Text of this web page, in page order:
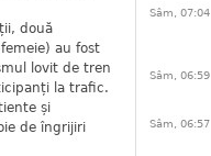
două
au fost
lovit de tren
la trafic.
și
de îngrijiri
Sâm, 07:04
Sâm, 06:59
Sâm, 06:57